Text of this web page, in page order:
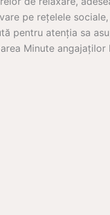
pe rețelele
pentru atenția sa
Minute angajaților